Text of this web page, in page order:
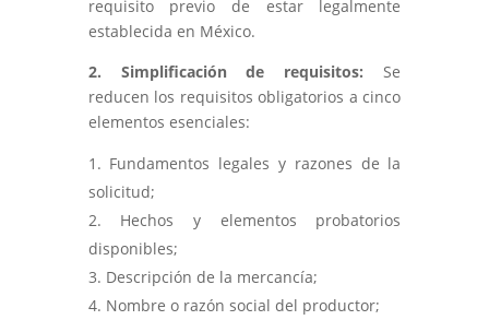
requisito previo de estar legalmente
establecida en México.
2. Simplificación de requisitos:Se
reducen los requisitos obligatorios a cinco
elementos esenciales:
Fundamentos legales y razones de la
solicitud;
Hechos y elementos probatorios
disponibles;
Descripción de la mercancía;
Nombre o razón social del productor;